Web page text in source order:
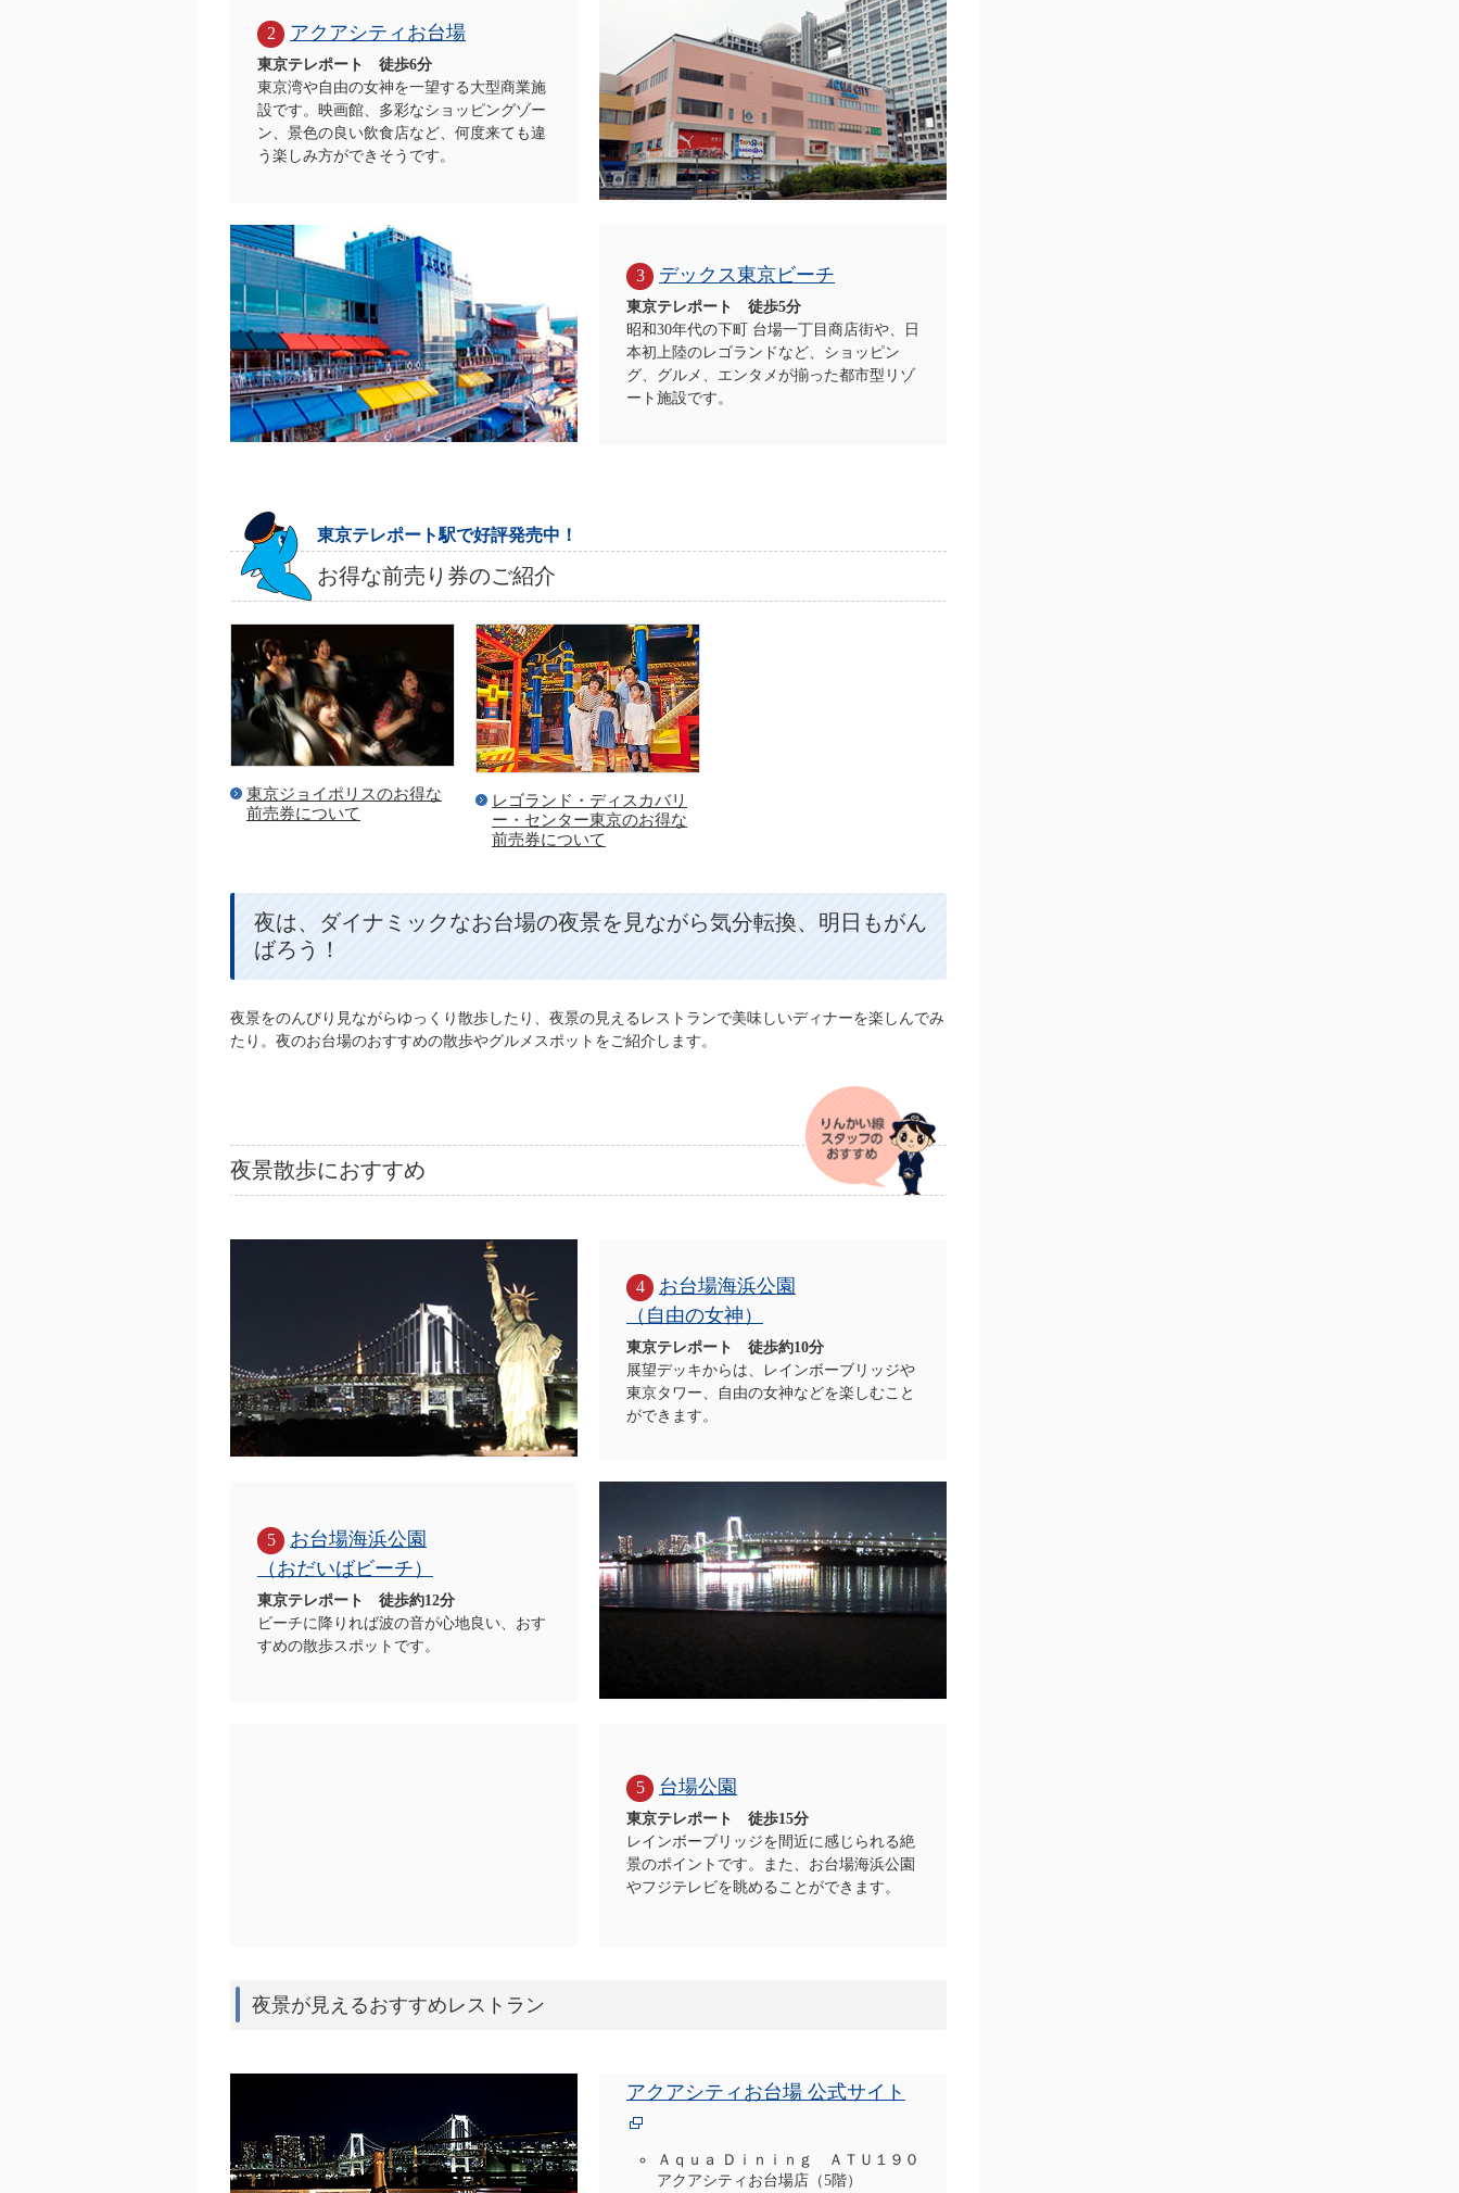
2 アクアシティお台場
東京テレポート 徒歩6分
東京湾や自由の女神を一望する大型商業施
設です。映画館、多彩なショッピングゾー
ン、景色の良い飲食店など、何度来ても違
う楽しみ方ができそうです。
3 デックス東京ビーチ
東京テレポート 徒歩5分
昭和30年代の下町 台場一丁目商店街や、日
本初上陸のレゴランドなど、ショッピン
グ、グルメ、エンタメが揃った都市型リゾ
ート施設です。
東京テレポート駅で好評発売中！
お得な前売り券のご紹介
東京ジョイポリスのお得な
前売券について
レゴランド・ディスカバリ
ー・センター東京のお得な
前売券について
夜は、ダイナミックなお台場の夜景を見ながら気分転換、明日もがん
ばろう！
夜景をのんびり見ながらゆっくり散歩したり、夜景の見えるレストランで美味しいディナーを楽しんでみ
たり。夜のお台場のおすすめの散歩やグルメスポットをご紹介します。
夜景散歩におすすめ
4
お台場海浜公園
（自由の女神）
東京テレポート 徒歩約10分
展望デッキからは、レインボーブリッジや
東京タワー、自由の女神などを楽しむこと
ができます。
5
お台場海浜公園
（おだいばビーチ）
東京テレポート 徒歩約12分
ビーチに降りれば波の音が心地良い、おす
すめの散歩スポットです。
5 台場公園
東京テレポート 徒歩15分
レインボーブリッジを間近に感じられる絶
景のポイントです。また、お台場海浜公園
やフジテレビを眺めることができます。
夜景が見えるおすすめレストラン
アクアシティお台場 公式サイト
Ａｑｕａ Ｄｉｎｉｎｇ ＡＴＵ１９０
アクアシティお台場店（5階）